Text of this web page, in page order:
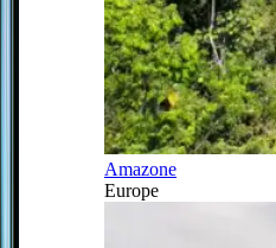
Amazone
Europe